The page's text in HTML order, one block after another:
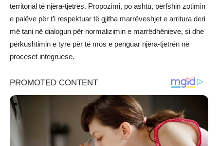
territorial të njëra-tjetrës. Propozimi, po ashtu, përfshin zotimin
e palëve për t’i respektuar të gjitha marrëveshjet e arritura deri
më tani në dialogun për normalizimin e marrëdhënieve, si dhe
përkushtimin e tyre për të mos e penguar njëra-tjetrën në
proceset integruese.